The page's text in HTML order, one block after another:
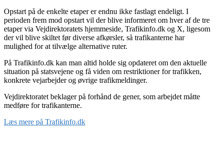
Opstart på de enkelte etaper er endnu ikke fastlagt endeligt. I
perioden frem mod opstart vil der blive informeret om hver af de tre
etaper via Vejdirektoratets hjemmeside, Trafikinfo.dk og X, ligesom
der vil blive skiltet før diverse afkørsler, så trafikanterne har
mulighed for at tilvælge alternative ruter.
På Trafikinfo.dk kan man altid holde sig opdateret om den aktuelle
situation på statsvejene og få viden om restriktioner for trafikken,
konkrete vejarbejder og øvrige trafikmeldinger.
Vejdirektoratet beklager på forhånd de gener, som arbejdet måtte
medføre for trafikanterne.
Læs mere på Trafikinfo.dk